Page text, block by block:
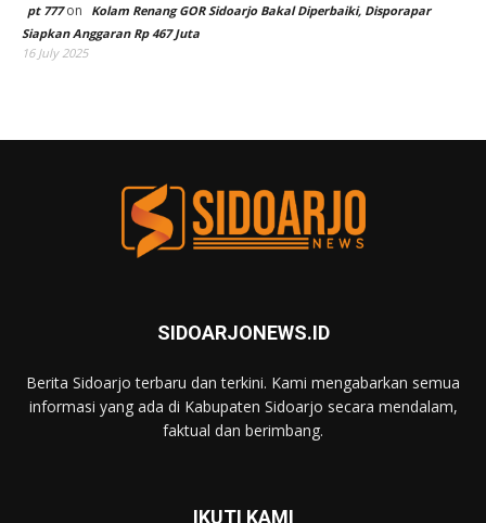
pt 777on
Kolam Renang GOR Sidoarjo Bakal Diperbaiki, Disporapar
Siapkan Anggaran Rp 467 Juta
16 July 2025
SIDOARJONEWS.ID
Berita Sidoarjo terbaru dan terkini. Kami mengabarkan semua
informasi yang ada di Kabupaten Sidoarjo secara mendalam,
faktual dan berimbang.
IKUTI KAMI